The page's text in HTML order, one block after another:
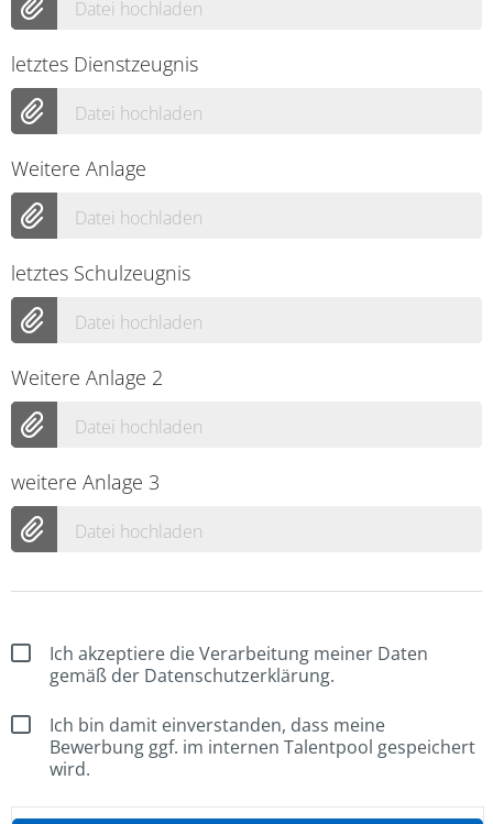
Datei hochladen
letztes Dienstzeugnis
Datei hochladen
Weitere Anlage
Datei hochladen
letztes Schulzeugnis
Datei hochladen
Weitere Anlage 2
Datei hochladen
weitere Anlage 3
Datei hochladen
Ich akzeptiere die Verarbeitung meiner Daten
gemäß der Datenschutzerklärung.
Ich bin damit einverstanden, dass meine
Bewerbung ggf. im internen Talentpool gespeichert
wird.